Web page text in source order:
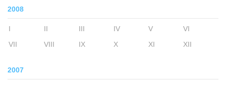
2008
I II III IV V
VI
VII
VIII IX X XI XII
2007